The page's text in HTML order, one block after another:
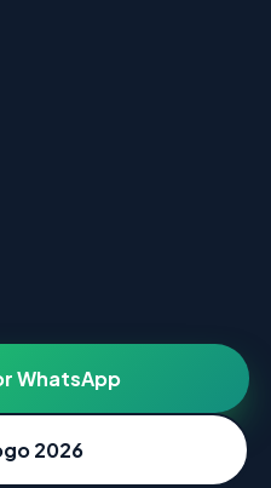
WhatsApp
2026